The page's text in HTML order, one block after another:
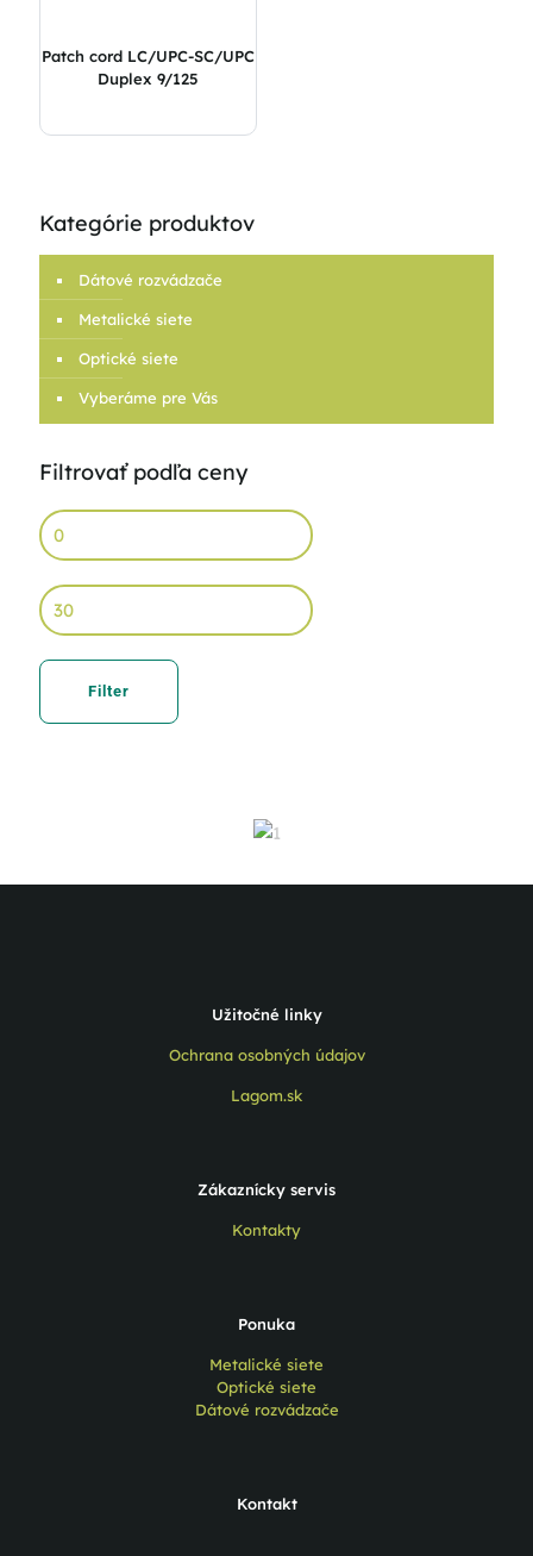
Patch cord LC/UPC-SC/UPC
Duplex 9/125
Kategórie produktov
Dátové rozvádzače
Metalické siete
Optické siete
Vyberáme pre Vás
Filtrovať podľa ceny
Min
price
Max
price
Filter
Užitočné linky
Ochrana osobných údajov
Lagom.sk
Zákaznícky servis
Kontakty
Ponuka
Metalické siete
Optické siete
Dátové rozvádzače
Kontakt